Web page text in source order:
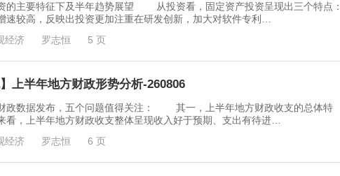
主要特征下及半年趋势展望 从投资看，固定资产投资呈现出三个特点：
速较高，反映出投资更加注重在研发创新，加大对软件专利…
经济 罗志恒 5 页
上半年地方财政形势分析-260806
数据发布，五个问题值得关注： 其一，上半年地方财政收支的总体特
看，上半年地方财政收支整体呈现收入好于预期、支出有待进…
经济 罗志恒 6 页